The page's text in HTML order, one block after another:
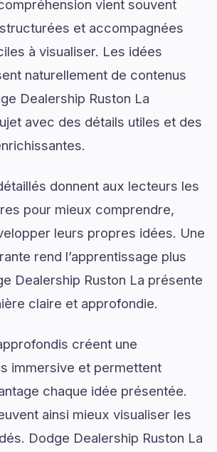
vient souvent
et accompagnées
à visualiser. Les idées
naturellement de contenus
Dealership Ruston La
avec des détails utiles et des
donnent aux lecteurs les
pour mieux comprendre,
leurs propres idées. Une
rend l’apprentissage plus
Dealership Ruston La présente
claire et approfondie.
créent une
immersive et permettent
chaque idée présentée.
ainsi mieux visualiser les
Dodge Dealership Ruston La